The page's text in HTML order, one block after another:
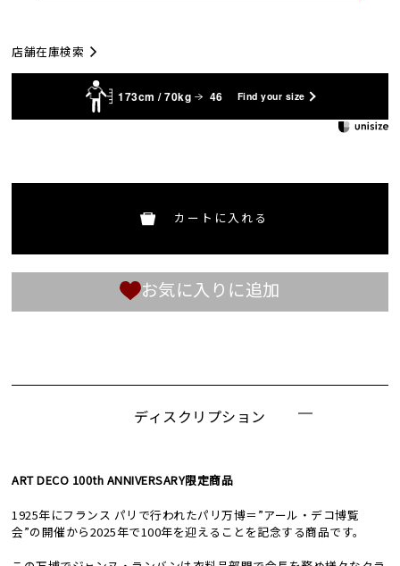
店舗在庫検索
173cm / 70kg 46 Find your size
カートに入れる
お気に入りに追加
ディスクリプション
ART DECO 100th ANNIVERSARY限定商品
1925年にフランス パリで行われたパリ万博＝”アール・デコ博覧
会”の開催から2025年で100年を迎えることを記念する商品です。